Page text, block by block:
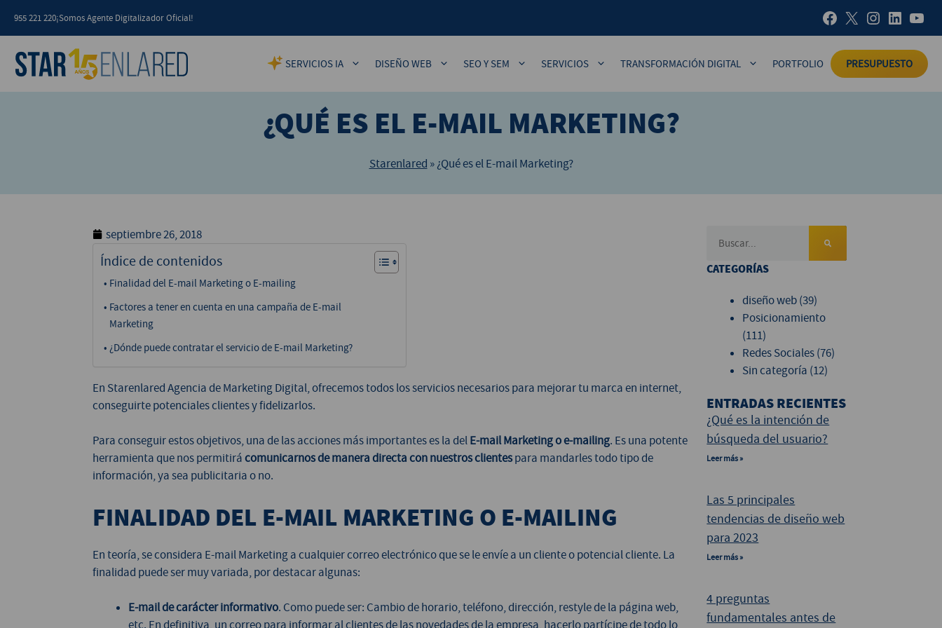
955 221 220¡Somos Agente Digitalizador Oficial!
SERVICIOS IA DISEÑO WEB SEO Y SEM SERVICIOS TRANSFORMACIÓN DIGITAL PORTFOLIO PRESUPUESTO
¿QUÉ ES EL E-MAIL MARKETING?
Starenlared »¿Qué es el E-mail Marketing?
septiembre 26, 2018
Índice de contenidos
Finalidad del E-mail Marketing o E-mailing
Factores a tener en cuenta en una campaña de E-mail
Marketing
¿Dónde puede contratar el servicio de E-mail Marketing?
En Starenlared Agencia de Marketing Digital, ofrecemos todos los servicios necesarios para mejorar tu marca en internet,
conseguirte potenciales clientes y fidelizarlos.
Para conseguir estos objetivos, una de las acciones más importantes es la delE-mail Marketing o e-mailing. Es una potente
herramienta que nos permitirácomunicarnos de manera directa con nuestros clientespara mandarles todo tipo de
información, ya sea publicitaria o no.
FINALIDAD DEL E-MAIL MARKETING O E-MAILING
En teoría, se considera E-mail Marketing a cualquier correo electrónico que se le envíe a un cliente o potencial cliente. La
finalidad puede ser muy variada, por destacar algunas:
E-mail de carácter informativo. Como puede ser: Cambio de horario, teléfono, dirección, restyle de la página web,
etc. En definitiva, un correo para informar al clientes de las novedades de la empresa, hacerlo partícipe de todo lo
CATEGORÍAS
diseño web(39)
Posicionamiento
(111)
Redes Sociales(76)
Sin categoría (12)
ENTRADAS RECIENTES
¿Qué es la intención de
búsqueda del usuario?
Leer más »
Las 5 principales
tendencias de diseño web
para 2023
Leer más »
4 preguntas
fundamentales antes de